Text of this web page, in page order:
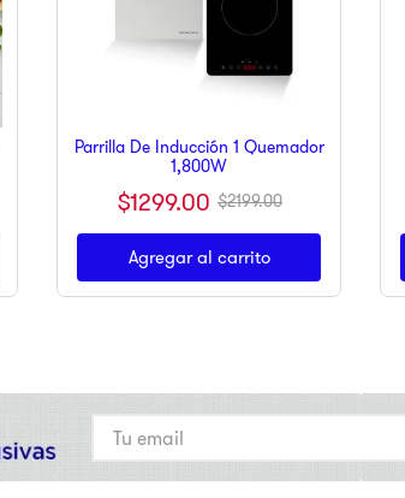
Parrilla De Inducción 1 Quemador
1,800W
$1299.00 $2199.00
Agregar al carrito